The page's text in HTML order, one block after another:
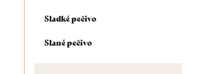
a
Sladké pečivo
Slané pečivo